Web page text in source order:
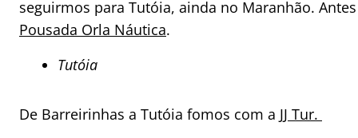
seguirmos para Tutóia, ainda no Maranhão.
Pousada Orla Náutica.
Tutóia
De Barreirinhas a Tutóia fomos com a JJ Tur.